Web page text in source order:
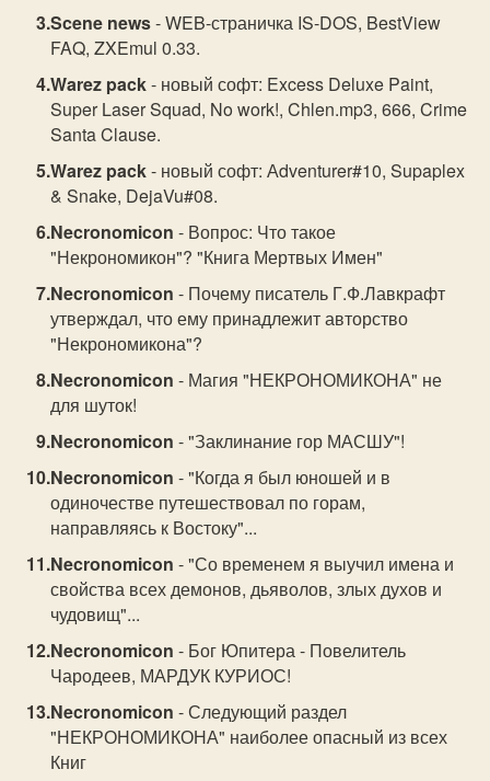
Scene news- WEB-страничка IS-DOS, BestView
FAQ, ZXEmul 0.33.
Warez pack- новый софт: Excess Deluxe Paint,
Super Laser Squad, No work!, Chlen.mp3, 666, Crime
Santa Clause.
Warez pack- новый софт: Аdventurer#10, Supaplex
& Snake, DejaVu#08.
Necronomicon - Вопрос: Что такое
"Некрономикон"? "Книга Мертвых Имен"
Necronomicon - Почему писатель Г.Ф.Лавкрафт
утверждал, что ему принадлежит авторство
"Некрономикона"?
Necronomicon - Магия "НЕКРОНОМИКОНА" не
для шуток!
Necronomicon - "Заклинание гор МАСШУ"!
Necronomicon - "Когда я был юношей и в
одиночестве путешествовал по горам,
направляясь к Востоку"...
Necronomicon - "Со временем я выучил имена и
свойства всех демонов, дьяволов, злых духов и
чудовищ"...
Necronomicon - Бог Юпитера - Повелитель
Чародеев, МАРДУК КУРИОС!
Necronomicon - Следующий раздел
"НЕКРОНОМИКОНА" наиболее опасный из всех
Книг